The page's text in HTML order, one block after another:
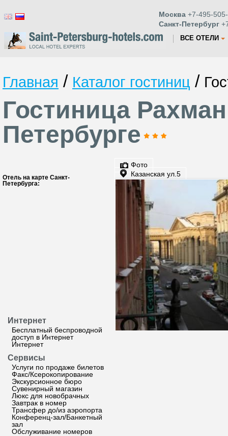
Москва +7-495-
Санкт-Петербург
ВСЕ ОТЕЛИ
Главная / Каталог гостиниц /
Гостиница
Петербурге
Отель на карте Санкт-
Петербурга:
Интернет
Бесплатный беспроводной
доступ в Интернет
Интернет
Сервисы
Услуги по продаже билетов
Факс/Ксерокопирование
Экскурсионное бюро
Сувенирный магазин
Люкс для новобрачных
Завтрак в номер
Трансфер до/из аэропорта
Конференц-зал/Банкетный
зал
Обслуживание номеров
Фото
Казанская ул.5